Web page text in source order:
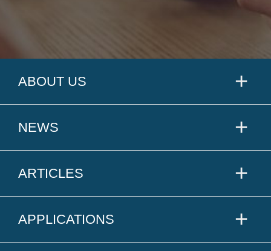
ABOUT US
NEWS
ARTICLES
APPLICATIONS